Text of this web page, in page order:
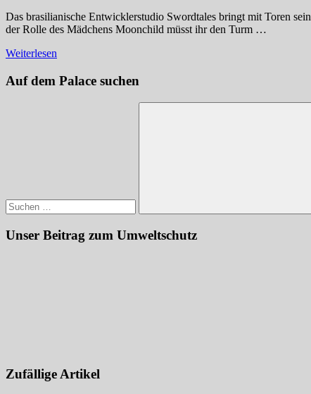
Das brasilianische Entwicklerstudio Swordtales bringt mit Toren
der Rolle des Mädchens Moonchild müsst ihr den Turm …
Weiterlesen
Auf dem Palace suchen
Suchen
Unser Beitrag zum Umweltschutz
Zufällige Artikel